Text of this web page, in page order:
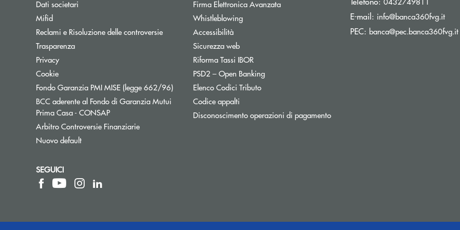
Dati societari
Mifid
Reclami e Risoluzione delle controversie
Trasparenza
Privacy
Cookie
Fondo Garanzia PMI MISE (legge 662/96)Apre una nuova finestra
BCC aderente al Fondo di Garanzia Mutui
Prima Casa - CONSAPApre una nuova finestra
Arbitro Controversie FinanziarieApre una nuova finestra
Nuovo default
Firma Elettronica Avanzata
WhistleblowingApre una nuova finestra
Accessibilità
Sicurezza web
Riforma Tassi IBORApre una nuova finestra
PSD2 – Open BankingApre una nuova finestra
Elenco Codici TributoApre una nuova finestra
Codice appalti
Disconoscimento operazioni di pagamento
E-mail: info@banca360fvg.it(si
PEC: banca@pec.banca360fvg.it
SEGUICI